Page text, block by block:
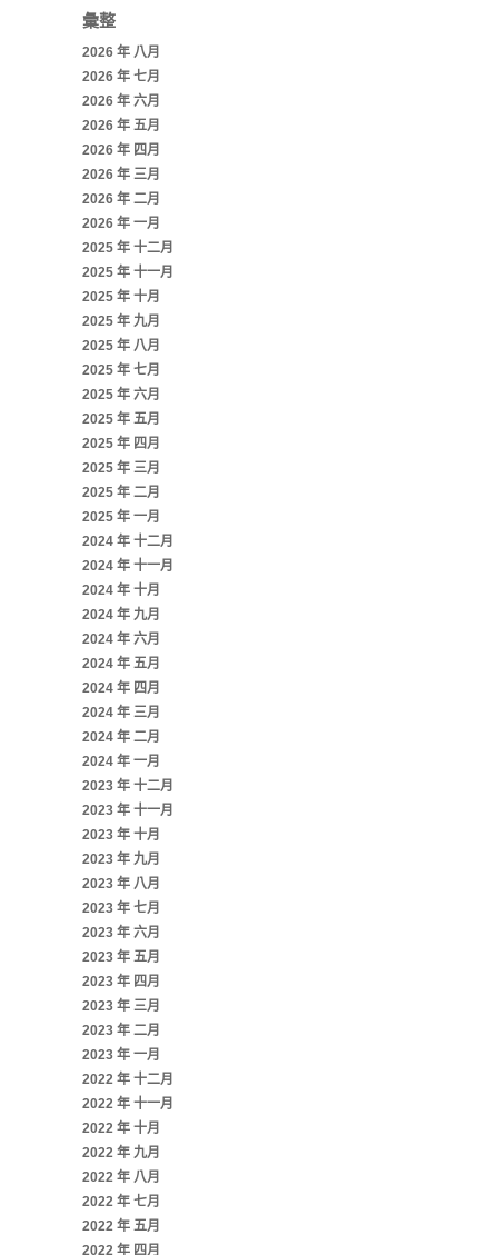
彙整
2026 年 八月
2026 年 七月
2026 年 六月
2026 年 五月
2026 年 四月
2026 年 三月
2026 年 二月
2026 年 一月
2025 年 十二月
2025 年 十一月
2025 年 十月
2025 年 九月
2025 年 八月
2025 年 七月
2025 年 六月
2025 年 五月
2025 年 四月
2025 年 三月
2025 年 二月
2025 年 一月
2024 年 十二月
2024 年 十一月
2024 年 十月
2024 年 九月
2024 年 六月
2024 年 五月
2024 年 四月
2024 年 三月
2024 年 二月
2024 年 一月
2023 年 十二月
2023 年 十一月
2023 年 十月
2023 年 九月
2023 年 八月
2023 年 七月
2023 年 六月
2023 年 五月
2023 年 四月
2023 年 三月
2023 年 二月
2023 年 一月
2022 年 十二月
2022 年 十一月
2022 年 十月
2022 年 九月
2022 年 八月
2022 年 七月
2022 年 五月
2022 年 四月